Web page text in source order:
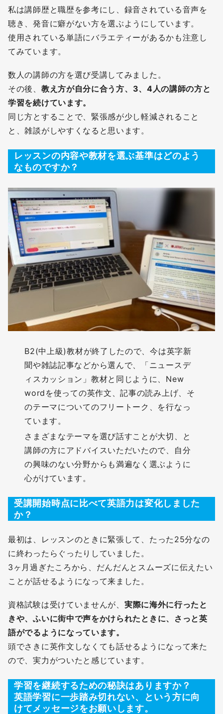
私は講師歴と職歴を参考にし、録音されている音声を
聴き、発音に癖がない方を選ぶようにしています。
使用されている単語にバラエティーがあるかも注意し
てみています。
数人の講師の方を選び受講してみました。
その後、 教え方が自分に合う方、3、4人の講師の方と
学習を続けています。
同じ方とすることで、緊張感が少し軽減されること
と、雑談がしやすくなると思います。
レッスンの内容や教材を選ぶ基準はどのよう
なものですか？
B2(中上級)教材が終了したので、今は英字新
聞や雑誌記事などから選んで、「ニュースデ
ィスカッション」教材と同じように、New
wordを使っての英作文、記事の読み上げ、そ
のテーマについてのフリートーク、を行なっ
ています。
さまざまなテーマを選び話すことが大切、と
講師の方にアドバイスいただいたので、自分
の興味のない分野からも満遍なく選ぶように
心がけています。
受講開始時点に比べて英語力は変化しました
か？
最初は、レッスンのときに緊張して、たった25分なの
に終わったらぐったりしていました。
3ヶ月過ぎたころから、だんだんとスムーズに伝えたい
ことが話せるようになって来ました。
資格試験は受けていませんが、 実際に海外に行ったと
きや、ふいに街中で声をかけられたときに、さっと英
語がでるようになっています。
頭でさきに英作文しなくても話せるようになって来た
ので、実力がついたと感じています。
学習を継続するための秘訣はありますか？
英語学習に一歩踏み切れない、という方に向
けてメッセージをお願いします。